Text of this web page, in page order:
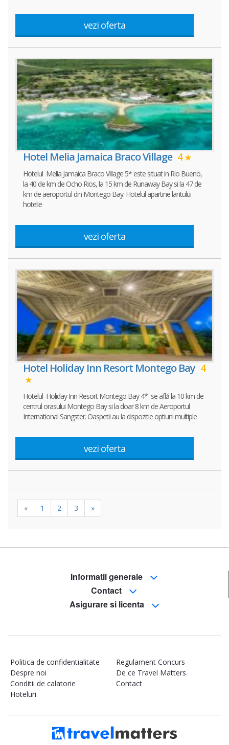
vezi oferta
Hotel Melia Jamaica Braco Village 4
Hotelul Melia Jamaica Braco Village 5* este situat in Rio Bueno,
la 40 de km de Ocho Rios, la 15 km de Runaway Bay si la 47 de
km de aeroportul din Montego Bay. Hotelul apartine lantului
hotelie
vezi oferta
Hotel Holiday Inn Resort Montego Bay 4
Hotelul Holiday Inn Resort Montego Bay 4* se află la 10 km de
centrul orasului Montego Bay si la doar 8 km de Aeroportul
International Sangster. Oaspetii au la dispozitie optiuni multiple
vezi oferta
« 1 2 3 »
Informatii generale
Contact
Asigurare si licenta
Politica de confidentialitate
Regulament Concurs
Despre noi
De ce Travel Matters
Conditii de calatorie
Contact
Hoteluri